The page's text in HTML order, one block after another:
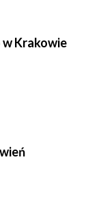
Krakowie